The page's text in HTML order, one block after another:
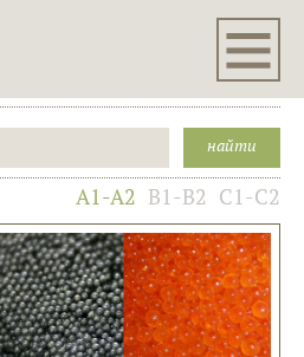
A1-A2 B1-B2 C1-C2